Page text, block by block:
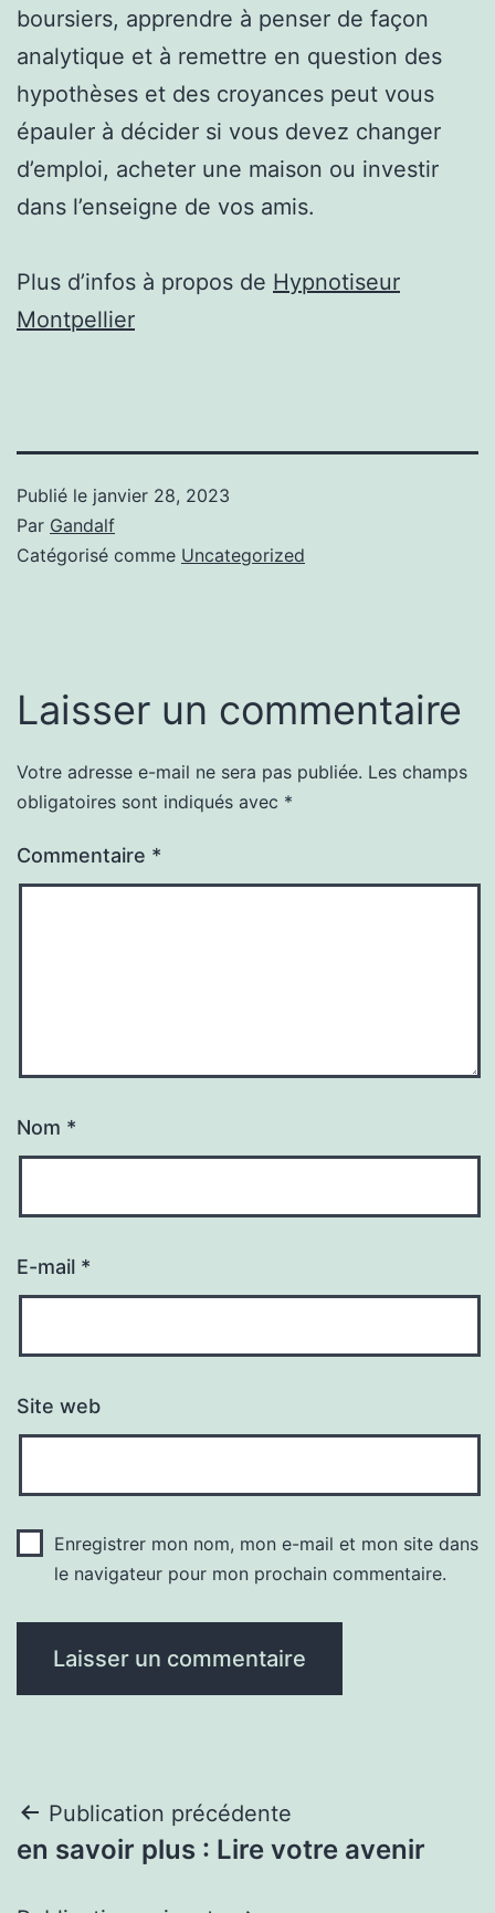
boursiers, apprendre à penser de façon
analytique et à remettre en question des
hypothèses et des croyances peut vous
épauler à décider si vous devez changer
d’emploi, acheter une maison ou investir
dans l’enseigne de vos amis.
Plus d’infos à propos de Hypnotiseur
Montpellier
Publié le janvier 28, 2023
Par Gandalf
Catégorisé comme Uncategorized
Laisser un commentaire
Votre adresse e-mail ne sera pas publiée. Les champs
obligatoires sont indiqués avec *
Commentaire *
Nom *
E-mail *
Site web
Enregistrer mon nom, mon e-mail et mon site dans
le navigateur pour mon prochain commentaire.
Navigation
de
Publication précédente
en savoir plus : Lire votre avenir